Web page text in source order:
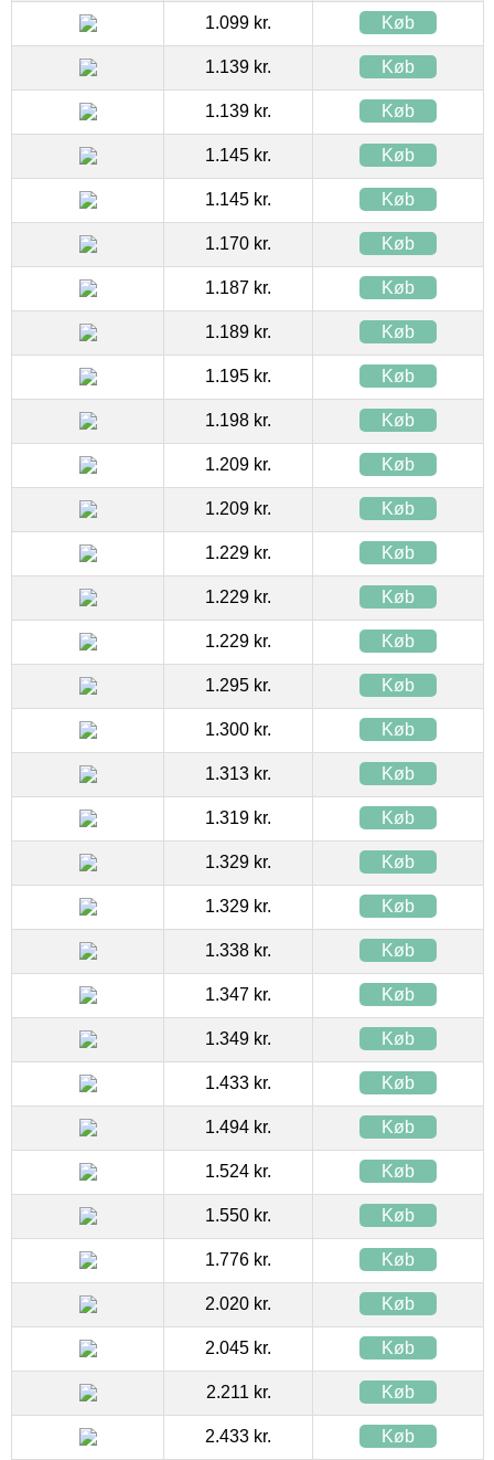
1.099 kr. Køb
1.139 kr. Køb
1.139 kr. Køb
1.145 kr. Køb
1.145 kr. Køb
1.170 kr. Køb
1.187 kr. Køb
1.189 kr. Køb
1.195 kr. Køb
1.198 kr. Køb
1.209 kr. Køb
1.209 kr. Køb
1.229 kr. Køb
1.229 kr. Køb
1.229 kr. Køb
1.295 kr. Køb
1.300 kr. Køb
1.313 kr. Køb
1.319 kr. Køb
1.329 kr. Køb
1.329 kr. Køb
1.338 kr. Køb
1.347 kr. Køb
1.349 kr. Køb
1.433 kr. Køb
1.494 kr. Køb
1.524 kr. Køb
1.550 kr. Køb
1.776 kr. Køb
2.020 kr. Køb
2.045 kr. Køb
2.211 kr. Køb
2.433 kr. Køb